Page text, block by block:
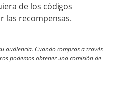
de los códigos
las recompensas.
audiencia. Cuando compras a través
podemos obtener una comisión de